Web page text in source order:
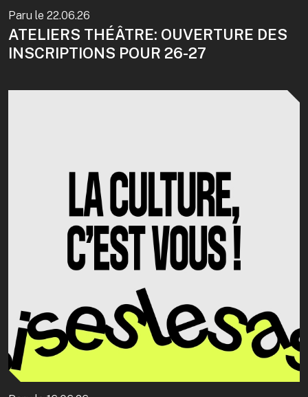
Paru le 22.06.26
ATELIERS THÉÂTRE: OUVERTURE DES
INSCRIPTIONS POUR 26-27